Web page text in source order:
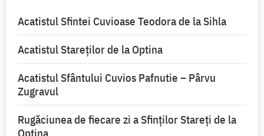
Acatistul Sfintei Cuvioase Teodora de la Sihla
Acatistul Stareţilor de la Optina
Acatistul Sfântului Cuvios Pafnutie – Pârvu
Zugravul
Rugăciunea de fiecare zi a Sfinților Stareți de la
Optina